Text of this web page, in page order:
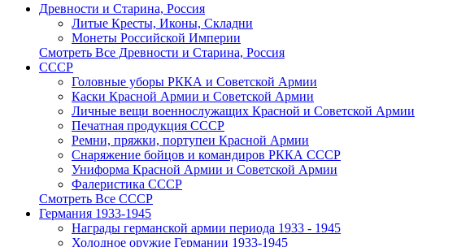
Древности и Старина, Россия
Литые Кресты, Иконы, Складни
Монеты Российской Империи
Смотреть Все Древности и Старина, Россия
СССР
Головные уборы РККА и Советской Армии
Каски Красной Армии и Советской Армии
Личные вещи военнослужащих Красной и Советской Армии
Печатная продукция СССР
Ремни, пряжки, портупеи Красной Армии
Снаряжение бойцов и командиров РККА СССР
Униформа Красной Армии и Советской Армии
Фалеристика ССCР
Смотреть Все СССР
Германия 1933-1945
Награды германской армии периода 1933 - 1945
Холодное оружие Германии 1933-1945